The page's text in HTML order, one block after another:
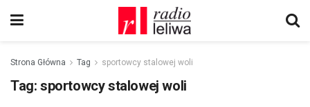
Strona Główna Tag sportowcy stalowej woli
Tag: sportowcy stalowej woli